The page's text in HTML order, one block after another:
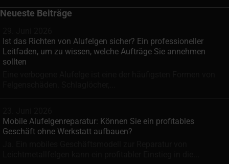
Neueste Beiträge
Ist das Richten von Alufelgen sicher? Ein professioneller
Leitfaden, um zu wissen, welche Aufträge Sie annehmen
sollten
Mobile Alufelgenreparatur: Können Sie ein profitables
Geschäft ohne Werkstatt aufbauen?